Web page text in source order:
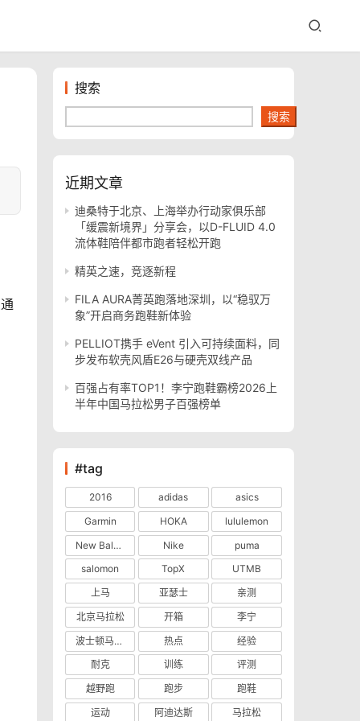
搜索
搜索
近期文章
迪桑特于北京、上海举办行动家俱乐部
「缓震新境界」分享会，以D-FLUID 4.0
流体鞋陪伴都市跑者轻松开跑
精英之速，竞逐新程
FILA AURA菁英跑落地深圳，以“稳驭万
象”开启商务跑鞋新体验
PELLIOT携手 eVent 引入可持续面料，同
步发布软壳风盾E26与硬壳双线产品
百强占有率TOP1！李宁跑鞋霸榜2026上
半年中国马拉松男子百强榜单
#tag
2016 adidas
asics
Garmin
HOKA
lululemon
New Balance
Nike
puma
salomon
TopX
UTMB
上马
亚瑟士
亲测
北京马拉松
开箱
李宁
波士顿马拉松
热点
经验
耐克
训练
评测
越野跑
跑步
跑鞋
运动
阿迪达斯 马拉松